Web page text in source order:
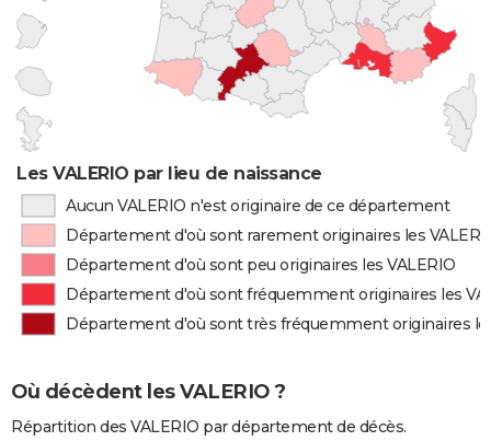
Les VALERIO par lieu de naissance
Aucun VALERIO n'est originaire de ce département
Département d'où sont rarement originaires les
Département d'où sont peu originaires les VALERIO
Département d'où sont fréquemment originaires les
Département d'où sont très fréquemment originaires
Où décèdent les VALERIO ?
Répartition des VALERIO par département de décès.